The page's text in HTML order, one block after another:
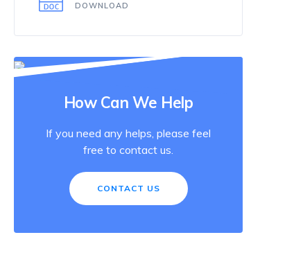
DOWNLOAD
How Can We Help
If you need any helps, please feel
free to contact us.
CONTACT US